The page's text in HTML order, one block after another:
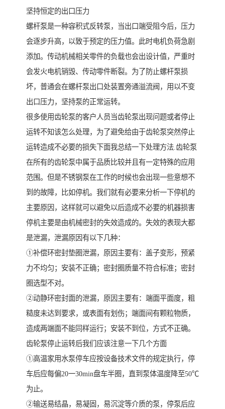
坚持恒定的出口压力
螺杆泵是一种容积式反转泵，当出口端受阻今后，压力
会逐步升高，以致于预定的压力值。此时电机负荷急剧
添加。传动机械相关零件的负载也会出设计值，严重时
会发火电机销毁、传动零件断裂。为了防止螺杆泵损
坏，普通会在螺杆泵出口处装置旁通溢流阀，用以不变
出口压力，坚持泵的正常运转。
很多使用齿轮泵的客户人员当齿轮泵出现问题或者停止
运转不知该怎么处理，为了避免给由于齿轮泵突然停止
运转造成不必要的损失下面我总结一下处理方法.齿轮泵
在所有的齿轮泵中属于品质比较并且有一定特殊的应用
范围。但是不锈钢泵在工作的时候也会出现一些意想不
到的故障，比如停机。我们就有必要来分析一下停机的
主要原因，这样就可以避免以后造成不必要的机器损害
停机主要是由机械密封的失效造成的。失效的表现大都
是泄漏，泄漏原因有以下几种：
①补偿环密封垫圈泄漏，原因主要有：盖子变形，预紧
力不均匀；安装不正确；密封圈质量不符合标准；密封
圈选型不对。
②动静环密封面的泄漏，原因主要有：端面平面度，粗
糙度未达到要求，或表面有划伤；端面间有颗粒物质，
造成两端面不能同样运行；安装不到位，方式不正确。
齿轮泵停止运转后我们应该注意一下几个方面
①高温家用水泵停车应按设备技术文件的规定执行，停
车后应每偏20一30min盘车半圈，直到泵体温度降至50℃
为止。
②输送易结晶，易凝固，易沉淀等介质的泵，停泵后应